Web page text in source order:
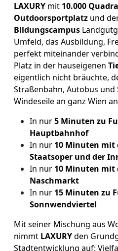
LAXURY mit 10.000
Outdoorsportplatz und
Bildungscampus
Umfeld, das Ausbildung,
perfekt miteinander
Platz in der hauseigenen
eigentlich nicht bräuchte,
Straßenbahn, Autobus und
Windeseile an ganz Wien
In nur5 Minuten zu
Hauptbahnhof
In nur 10 Minuten mit
Staatsoper und der
In nur 10 Minuten mit
Naschmarkt
In nur 15 Minuten zu
Sonnwendviertel
Mit seiner Mischung aus
nimmt LAXURYden
Stadtentwicklung auf: